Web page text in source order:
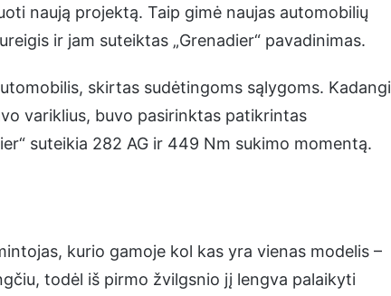
naują projektą. Taip gimė naujas automobilių
ir jam suteiktas „Grenadier“ pavadinimas.
skirtas sudėtingoms sąlygoms. Kadangi
variklius, buvo pasirinktas patikrintas
suteikia 282 AG ir 449 Nm sukimo momentą.
kurio gamoje kol kas yra vienas modelis –
todėl iš pirmo žvilgsnio jį lengva palaikyti